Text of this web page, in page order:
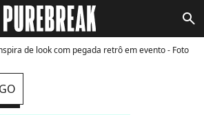
search
de look com pegada retrô em evento - Foto